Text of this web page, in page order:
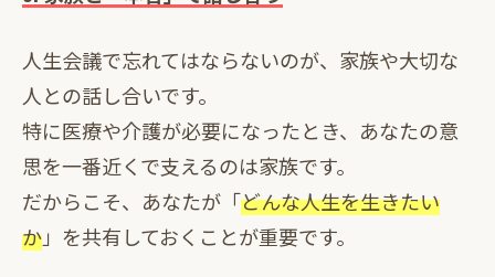
人生会議で忘れてはならないのが、家族や大切な
人との話し合いです。
特に医療や介護が必要になったとき、あなたの意
思を一番近くで支えるのは家族です。
だからこそ、あなたが「どんな人生を生きたい
か」を共有しておくことが重要です。